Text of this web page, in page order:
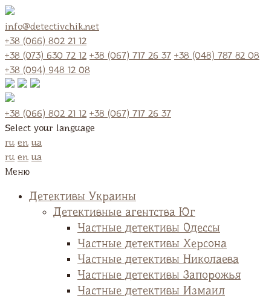
info@detectivchik.net
+38 (066) 802 21 12
+38 (073) 630 72 12 +38 (067) 717 26 37 +38 (048) 787 82 08
+38 (094) 948 12 08
+38 (066) 802 21 12 +38 (067) 717 26 37
Select your language
ru en ua
ru en ua
Меню
Детективы Украины
Детективные агентства Юг
Частные детективы Одессы
Частные детективы Херсона
Частные детективы Николаева
Частные детективы Запорожья
Частные детективы Измаил